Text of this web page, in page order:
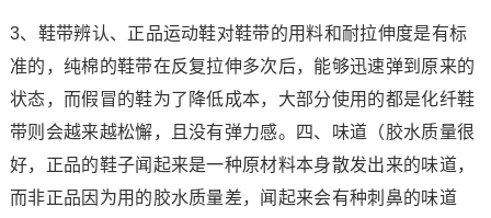
3、鞋带辨认、正品运动鞋对鞋带的用料和耐拉伸度是有标
准的，纯棉的鞋带在反复拉伸多次后，能够迅速弹到原来的
状态，而假冒的鞋为了降低成本，大部分使用的都是化纤鞋
带则会越来越松懈，且没有弹力感。四、味道（胶水质量很
好，正品的鞋子闻起来是一种原材料本身散发出来的味道，
而非正品因为用的胶水质量差，闻起来会有种刺鼻的味道